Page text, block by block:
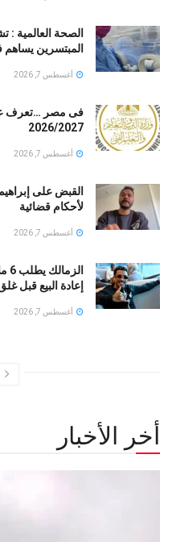
الصحة العالمية
المبتسرين يساهم
أغسطس 7, 2026
فى مصر …تعرف
2026/2027
أغسطس 7, 2026
القبض على
لأحكام قضائية
أغسطس 7, 2026
إعادة البيع قبل
أغسطس 7, 2026
أخر الأخبار